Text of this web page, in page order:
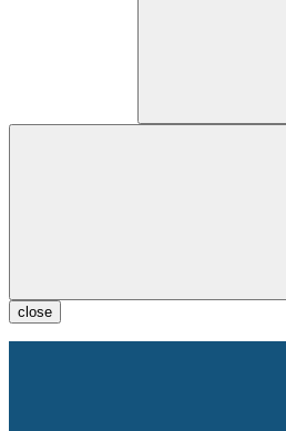
close